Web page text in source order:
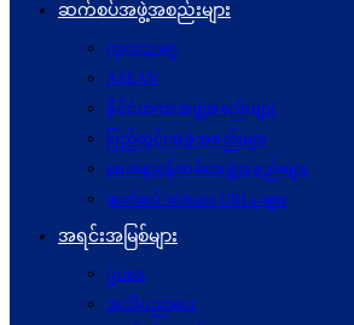
ဆက်စပ်အဖွဲ့အစည်းများ
ကုလသမဂ္ဂ
ASEAN
နိုင်ငံတကာအဖွဲ့အစည်းများ
ပြည်တွင်းအဖွဲ့အစည်းများ
စေတနာ့ဝန်ထမ်းအဖွဲ့အစည်းများ
ဆက်စပ် Website URLs များ
အရင်းအမြစ်များ
ဥပဒေ
အသိပညာပေး